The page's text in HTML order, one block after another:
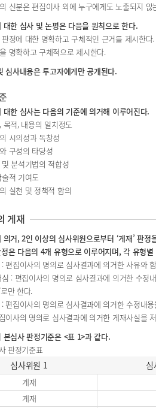
신분은 편집이사 외에 누구에게도 노출되지 않
대한 심사 및 논평은 다음을 원칙으로 한다.
정에 대한 명확하고 구체적인 근거를 제시한다.
명확하고 구체적으로 제시한다.
심사내용은 투고자에게만 공개된다.
대한 심사는 다음의 기준에 의거해 이루어진다.
목적, 내용의 일치정도
시의성과 독창성
구성의 타당성
분석기법의 적합성
적 기여도
실천 및 정책적 함의
게재
의거, 2인 이상의 심사위원으로부터 ‘게재’ 판
은 다음의 4개 유형으로 이루어지며, 각 유형
편집이사의 명의로 심사결과에 의거한 사유와
: 편집이사의 명의로 심사결과에 의거한 수정
로만 한다.
편집이사의 명의로 심사결과에 의거한 수정내
이사의 명의로 심사결과에 의거한 게재사실을
본심사 판정기준은 <표 1>과 같다.
판정기준표
심사위원 1 심
게재
게재